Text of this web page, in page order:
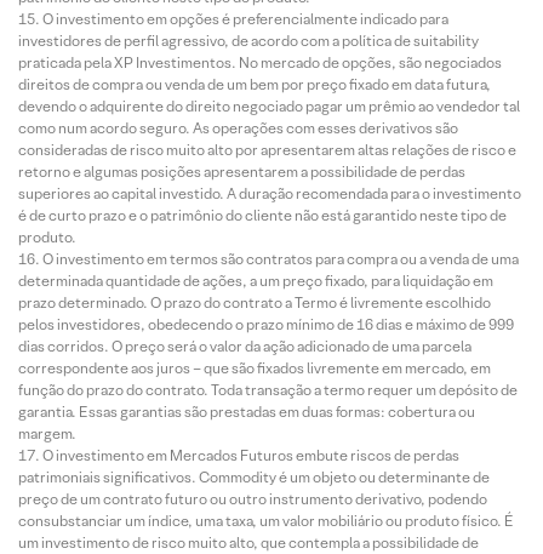
O investimento em opções é preferencialmente indicado para
investidores de perfil agressivo, de acordo com a política de suitability
praticada pela XP Investimentos. No mercado de opções, são negociados
direitos de compra ou venda de um bem por preço fixado em data futura,
devendo o adquirente do direito negociado pagar um prêmio ao vendedor tal
como num acordo seguro. As operações com esses derivativos são
consideradas de risco muito alto por apresentarem altas relações de risco e
retorno e algumas posições apresentarem a possibilidade de perdas
superiores ao capital investido. A duração recomendada para o investimento
é de curto prazo e o patrimônio do cliente não está garantido neste tipo de
produto.
O investimento em termos são contratos para compra ou a venda de uma
determinada quantidade de ações, a um preço fixado, para liquidação em
prazo determinado. O prazo do contrato a Termo é livremente escolhido
pelos investidores, obedecendo o prazo mínimo de 16 dias e máximo de 999
dias corridos. O preço será o valor da ação adicionado de uma parcela
correspondente aos juros – que são fixados livremente em mercado, em
função do prazo do contrato. Toda transação a termo requer um depósito de
garantia. Essas garantias são prestadas em duas formas: cobertura ou
margem.
O investimento em Mercados Futuros embute riscos de perdas
patrimoniais significativos. Commodity é um objeto ou determinante de
preço de um contrato futuro ou outro instrumento derivativo, podendo
consubstanciar um índice, uma taxa, um valor mobiliário ou produto físico. É
um investimento de risco muito alto, que contempla a possibilidade de